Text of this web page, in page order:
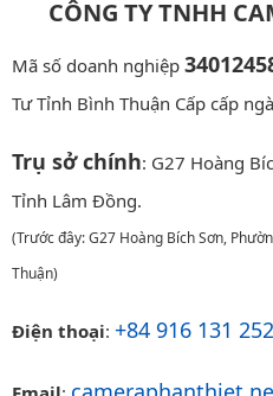
CÔNG TY TNHH
Mã số doanh nghiệp
Tư Tỉnh Bình Thuận Cấp cấp
Trụ sở chính: G27 Hoàng
Tỉnh Lâm Đồng.
(Trước đây: G27 Hoàng Bích Sơn,
Thuận)
Điện thoại: +84 916 131 252